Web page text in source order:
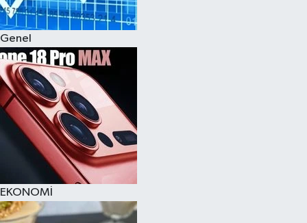
Genel
EKONOMİ